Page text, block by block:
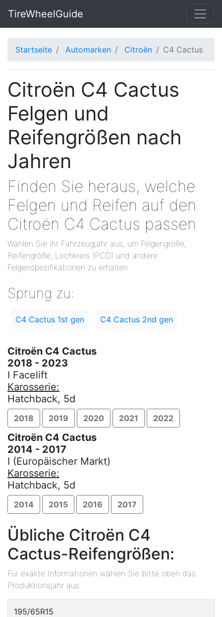
TireWheelGuide
Startseite Automarken Citroën C4 Cactus
Citroën C4 Cactus
Felgen und
Reifengrößen nach
Jahren
Finden Sie heraus, welche
Felgen und Reifen auf den
Citroën C4 Cactus passen
Wählen Sie Ihr Fahrzeugjahr aus, um Felgengröße,
Reifengröße, Lochkreis (PCD) und andere
Felgenspezifikationen zu erhalten
Sprung zu:
C4 Cactus 1st gen C4 Cactus 2nd gen
Citroën C4 Cactus
2018 - 2023
I Facelift
Karosserie:
Hatchback, 5d
2018 2019 2020 2021 2022
Citroën C4 Cactus
2014 - 2017
I (Europäischer Markt)
Karosserie:
Hatchback, 5d
2014 2015 2016 2017
Übliche Citroën C4
Cactus-Reifengrößen:
Für exakte Informationen wählen Sie bitte oben das
Produktionsjahr aus
195/65R15